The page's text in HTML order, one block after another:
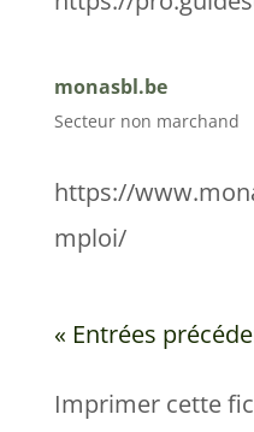
monasbl.be
Secteur non marchand
https://
mploi/
« Entrées
Imprimer cette